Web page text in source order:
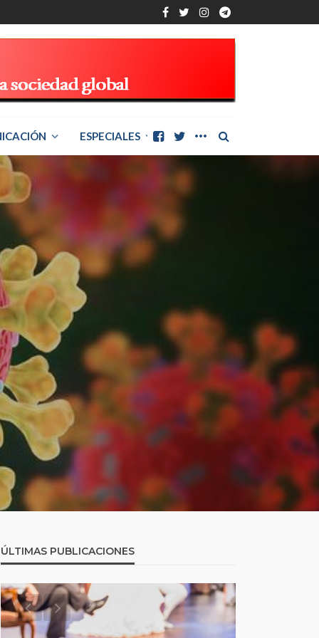
ESPECIALES
ÚLTIMAS PUBLICACIONES